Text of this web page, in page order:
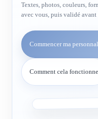
Textes, photos, couleurs,
avec vous, puis validé avant
Commencer ma
Comment cela fonctionne